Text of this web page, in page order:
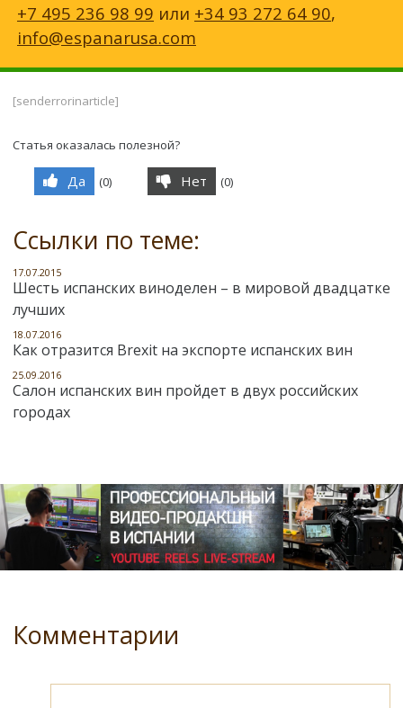
+7 495 236 98 99 или +34 93 272 64 90,
info@espanarusa.com
[senderrorinarticle]
Статья оказалась полезной?
Да (0) Нет (0)
Ссылки по теме:
17.07.2015
Шесть испанских виноделен – в мировой двадцатке
лучших
18.07.2016
Как отразится Brexit на экспорте испанских вин
25.09.2016
Салон испанских вин пройдет в двух российских
городах
Комментарии